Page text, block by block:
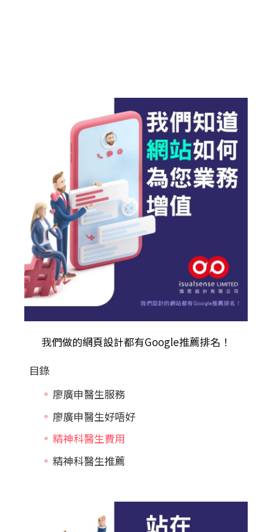
我們做的網頁設計都有Google推薦排名！
目錄
廖廣申醫生服務
廖廣申醫生好唔好
精神科醫生費用
精神科醫生推薦